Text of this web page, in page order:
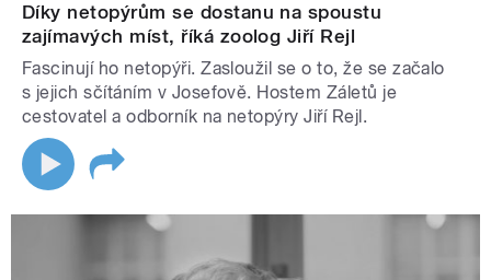
Díky netopýrům se dostanu na spoustu
zajímavých míst, říká zoolog Jiří Rejl
Fascinují ho netopýři. Zasloužil se o to, že se začalo
s jejich sčítáním v Josefově. Hostem Záletů je
cestovatel a odborník na netopýry Jiří Rejl.